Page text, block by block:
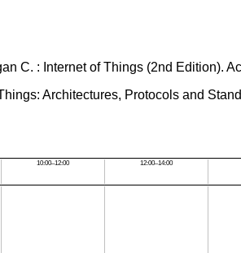
C. : Internet of Things (2nd Edition).
Architectures, Protocols and
10:00–12:00 12:00–14:00